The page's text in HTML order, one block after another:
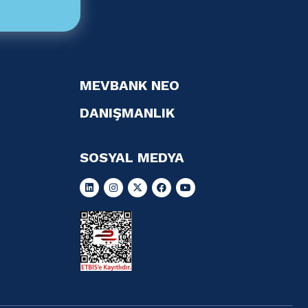
MEVBANK NEO
DANIŞMANLIK
SOSYAL MEDYA